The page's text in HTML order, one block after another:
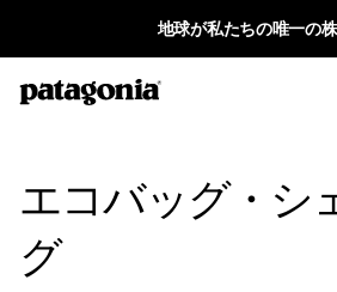
地球が私たちの唯一の
エコバッグ・シ
グ